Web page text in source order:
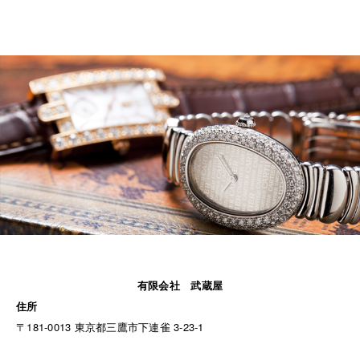
有限会社 武蔵屋
住所
〒181-0013 東京都三鷹市下連雀 3-23-1